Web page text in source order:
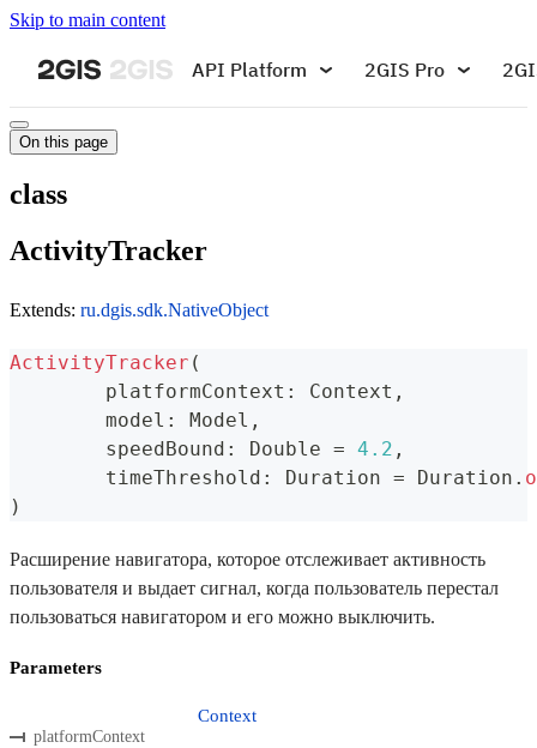
Skip to main content
API Platform 2GIS Pro
On this page
class
ActivityTracker
Extends: ru.dgis.sdk.NativeObject
ActivityTracker (
	platformContext
: Context ,
	model
: Model ,
	speedBound
: Double = 4.2 ,
	timeThreshold
: Duration = Duration .
)
Расширение навигатора, которое отслеживает активность
пользователя и выдает сигнал, когда пользователь перестал
пользоваться навигатором и его можно выключить.
Parameters
platformContext
Context